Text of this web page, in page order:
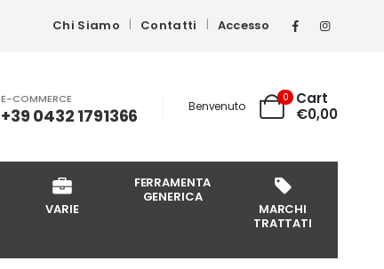
Chi Siamo Contatti Accesso
E-COMMERCE
+39 0432 1791366 Benvenuto
0
Cart
€0,00
VARIE
FERRAMENTA
GENERICA
MARCHI
TRATTATI